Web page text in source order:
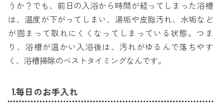
うか？でも、前日の入浴から時間が経ってしまった浴槽
は、温度が下がってしまい、湯垢や皮脂汚れ、水垢など
が固まって取れにくくなってしまっている状態。つま
り、浴槽が温かい入浴後は、汚れがゆるんで落ちやす
く、浴槽掃除のベストタイミングなんです。
1.毎日のお手入れ